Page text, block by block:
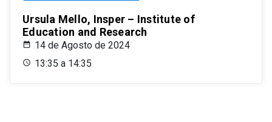
Ursula Mello, Insper – Institute of
Education and Research
14 de Agosto de 2024
13:35 a 14:35